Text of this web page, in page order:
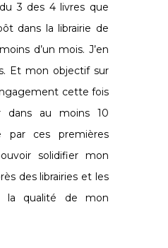
3 des 4 livres que
dans la librairie de
d’un mois. J’en
Et mon objectif sur
cette fois
dans au moins 10
par ces premières
solidifier mon
des librairies et les
la qualité de mon